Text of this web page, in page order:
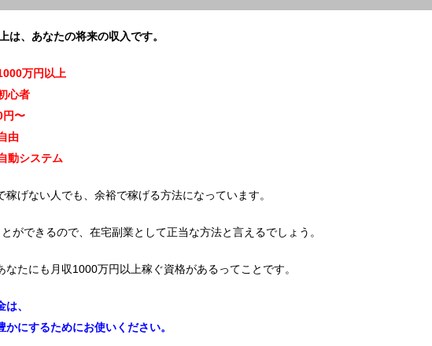
は、あなたの将来の収入です。
万円以上
心者
円〜
由
動システム
稼げない人でも、余裕で稼げる方法になっています。
ができるので、在宅副業として正当な方法と言えるでしょう。
なたにも月収1000万円以上稼ぐ資格があるってことです。
、
かにするためにお使いください。